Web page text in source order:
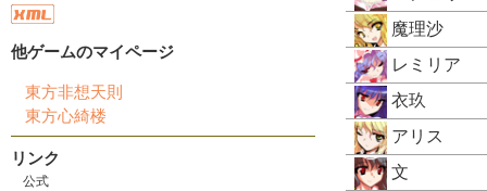
魔理沙
レミリア
衣玖
アリス
文
他ゲームのマイページ
東方非想天則
東方心綺楼
リンク
公式